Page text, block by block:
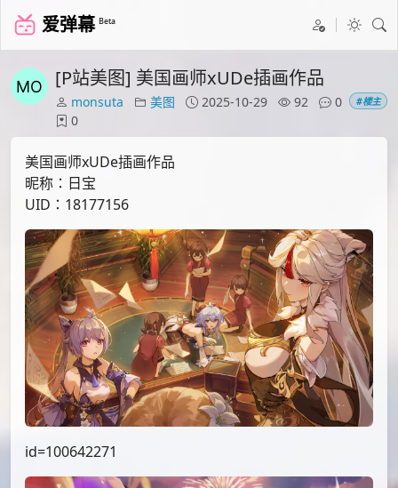
爱弹幕 Beta
[P站美图] 美国画师xUDe插画作品
monsuta 美图 2025-10-29 92
0
0
#楼主
美国画师xUDe插画作品
昵称：日宝
UID：18177156
id=100642271